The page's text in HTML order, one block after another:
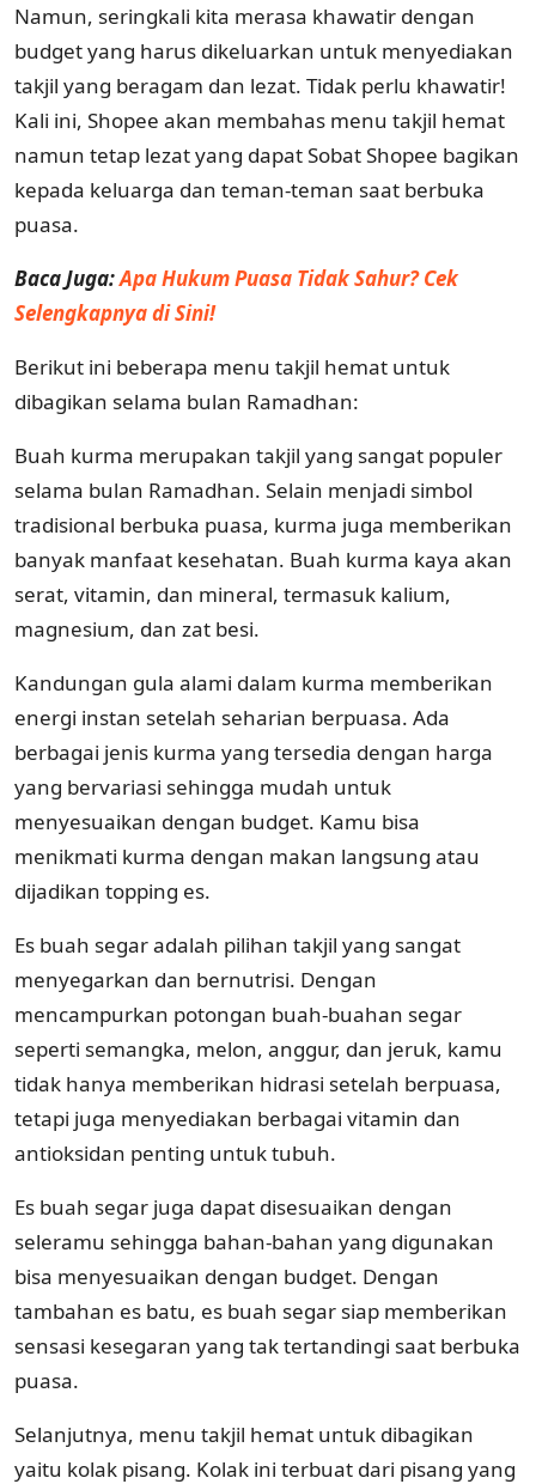
Namun, seringkali kita merasa khawatir dengan
budget yang harus dikeluarkan untuk menyediakan
takjil yang beragam dan lezat. Tidak perlu khawatir!
Kali ini, Shopee akan membahas menu takjil hemat
namun tetap lezat yang dapat Sobat Shopee bagikan
kepada keluarga dan teman-teman saat berbuka
puasa.
Baca Juga:Apa Hukum Puasa Tidak Sahur? Cek
Selengkapnya di Sini!
Berikut ini beberapa menu takjil hemat untuk
dibagikan selama bulan Ramadhan:
Buah kurma merupakan takjil yang sangat populer
selama bulan Ramadhan. Selain menjadi simbol
tradisional berbuka puasa, kurma juga memberikan
banyak manfaat kesehatan. Buah kurma kaya akan
serat, vitamin, dan mineral, termasuk kalium,
magnesium, dan zat besi.
Kandungan gula alami dalam kurma memberikan
energi instan setelah seharian berpuasa. Ada
berbagai jenis kurma yang tersedia dengan harga
yang bervariasi sehingga mudah untuk
menyesuaikan dengan budget. Kamu bisa
menikmati kurma dengan makan langsung atau
dijadikan topping es.
Es buah segar adalah pilihan takjil yang sangat
menyegarkan dan bernutrisi. Dengan
mencampurkan potongan buah-buahan segar
seperti semangka, melon, anggur, dan jeruk, kamu
tidak hanya memberikan hidrasi setelah berpuasa,
tetapi juga menyediakan berbagai vitamin dan
antioksidan penting untuk tubuh.
Es buah segar juga dapat disesuaikan dengan
seleramu sehingga bahan-bahan yang digunakan
bisa menyesuaikan dengan budget. Dengan
tambahan es batu, es buah segar siap memberikan
sensasi kesegaran yang tak tertandingi saat berbuka
puasa.
Selanjutnya, menu takjil hemat untuk dibagikan
yaitu kolak pisang. Kolak ini terbuat dari pisang yang